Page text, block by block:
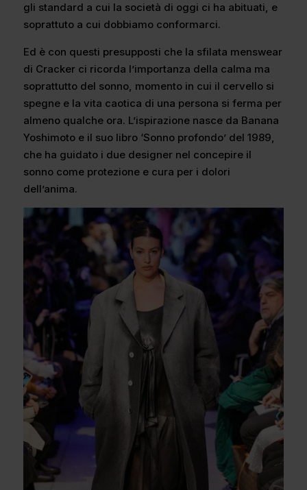
gli standard a cui la società di oggi ci ha abituati, e
soprattuto a cui dobbiamo conformarci.
Ed è con questi presupposti che la sfilata menswear
di Cracker ci ricorda l’importanza della calma ma
soprattutto del sonno, momento in cui il cervello si
spegne e la vita caotica di una persona si ferma per
almeno qualche ora. L’ispirazione nasce da Banana
Yoshimoto e il suo libro ‘Sonno profondo’ del 1989,
che ha guidato i due designer nel concepire il
sonno come protezione e cura per i dolori
dell’anima.